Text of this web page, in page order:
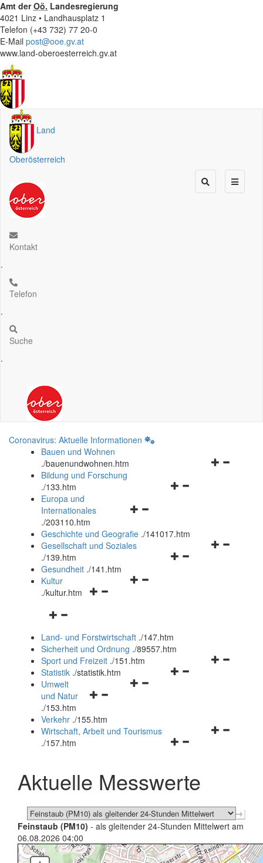
Amt derOö. Landesregierung
4021 Linz • Landhausplatz 1
Telefon (+43 732) 77 20-0
E-Mail post@ooe.gv.at
www.land-oberoesterreich.gv.at
Land
Oberösterreich
Kontakt
.
Telefon
.
Suche
.
Coronavirus: Aktuelle Informationen
Bauen und Wohnen
./bauenundwohnen.htm
Navigationsmenü
Bildung und Forschung
./133.htm
Navigationsmenü
und
schließen
Europa und
Internationales
./203110.htm
Geschichte und Geografie ./141017.htm
Navigationsmenü
Gesellschaft und Soziales
./139.htm
Navigationsmenü
Gesundheit ./141.htm
Navigationsmenü
Kultur
./kultur.htm
Navigationsmenü
und
schließen
Land- und Forstwirtschaft ./147.htm
Sicherheit und Ordnung ./89557.htm
Navigationsmenü
Sport und Freizeit ./151.htm
Navigationsmenü
Statistik ./statistik.htm
Navigationsmenü
und
schließen
Umwelt
und Natur
./153.htm
Verkehr ./155.htm
Navigationsmenü
schließen
Wirtschaft, Arbeit und Tourismus
./157.htm
Aktuelle Messwerte
Feinstaub (PM10) - als gleitender 24-Stunden Mittelwert am
06.08.2026 04:00